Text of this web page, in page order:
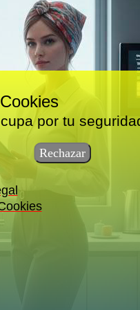
por tu